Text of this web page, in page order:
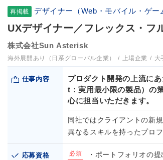
再掲載 デザイナー（Web・モバイル・ゲー
UXデザイナー／フレックス・フ
株式会社Sun Asterisk
海外展開あり（日系グローバル企業） 上場企業 大
仕事内容
プロダクト開発の上流に
t：実用最小限の製品）の
心に担当いただきます。
同社ではクライアントの新
異なるスキルを持ったプロ
応募資格 必須
・ポートフォリオの